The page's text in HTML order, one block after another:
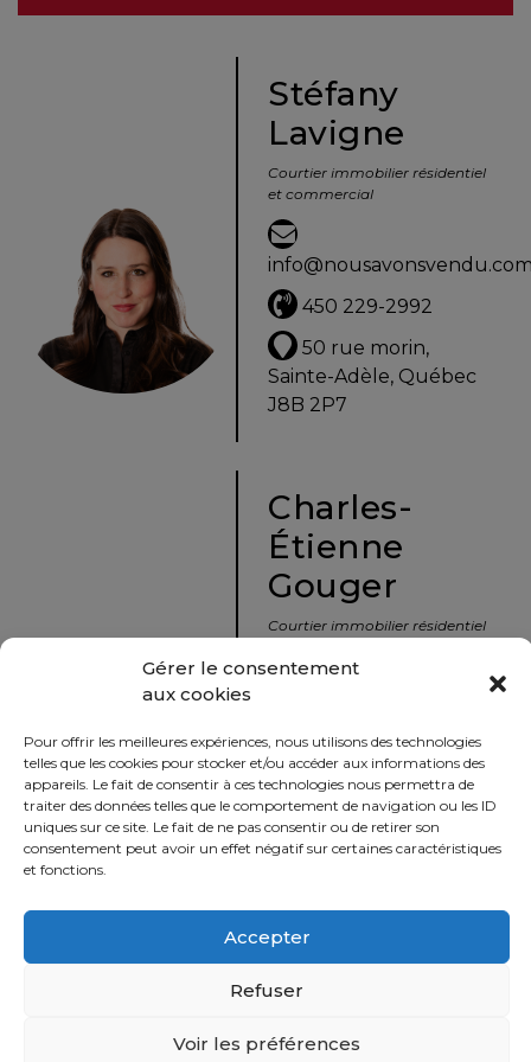
Gérer le consentement
aux cookies
Pour offrir les meilleures expériences, nous utilisons des technologies
telles que les cookies pour stocker et/ou accéder aux informations des
appareils. Le fait de consentir à ces technologies nous permettra de
traiter des données telles que le comportement de navigation ou les ID
uniques sur ce site. Le fait de ne pas consentir ou de retirer son
consentement peut avoir un effet négatif sur certaines caractéristiques
et fonctions.
Accepter
Refuser
Voir les préférences
Évaluation
Avec
un
immobilier
vers
la
tranquillité
d’esprit
défi
Stéfany
Lavigne
Courtier immobilier résidentiel
et commercial
450 229-2992
50 rue morin,
Sainte-Adèle, Québec
J8B 2P7
Charles-
Étienne
Gouger
Courtier immobilier résidentiel
450 229-2992
50 rue morin,
Sainte-Adèle, Québec
J8B 2P7
Partager
Politique